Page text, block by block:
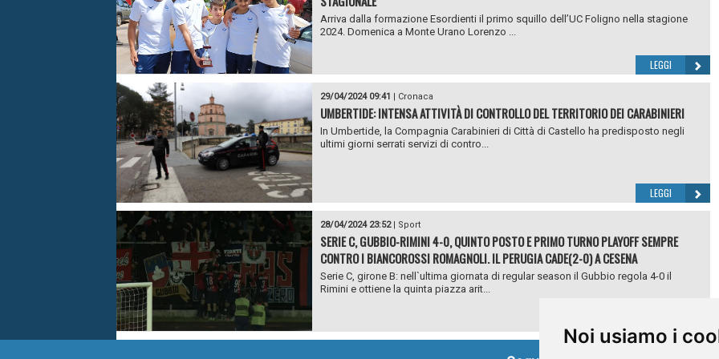
Noi usiamo i
Arriva dalla formazione Esordienti il primo squillo dell’UC Foligno nella stagione
2024. Domenica a Monte Urano Lorenzo ...
LEGGI
29/04/2024 09:41 Cronaca
UMBERTIDE: INTENSA ATTIVITÀ DI CONTROLLO DEL TERRITORIO DEI CARABINIERI
In Umbertide, la Compagnia Carabinieri di Città di Castello ha predisposto negli
ultimi giorni serrati servizi di contro...
LEGGI
28/04/2024 23:52| Sport
SERIE C, GUBBIO-RIMINI 4-0, QUINTO POSTO E PRIMO TURNO PLAYOFF SEMPRE
CONTRO I BIANCOROSSI ROMAGNOLI. IL PERUGIA CADE(2-0) A CESENA
Serie C, girone B: nell`ultima giornata di regular season il Gubbio regola 4-0 il
Rimini e ottiene la quinta piazza arit...